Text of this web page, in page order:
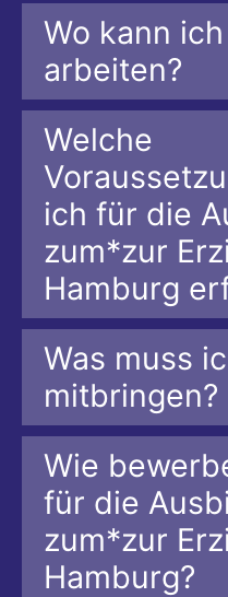
Wo kann
arbeiten?
Welche
ich für die
zum*zur
Hamburg
Was muss
mitbringen?
Wie
für die
zum*zur
Hamburg?